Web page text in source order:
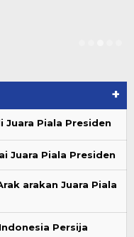
+
Juara Piala Presiden
Juara Piala Presiden
arakan Juara Piala
Persija